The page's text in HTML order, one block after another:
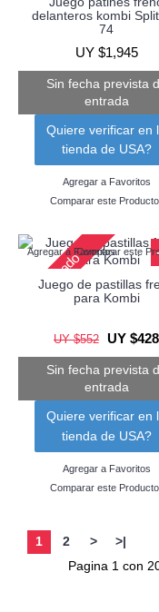
delanteros kombi
74
UY $1,945
Sin fecha prevista
entrada
Quiere verificar en
tienda de USA?
Agregar a Favoritos
Comparar este Producto
Agotado
Agregar a Favoritos
Comparar este
Juego de pastillas
para Kombi
UY $552 UY $428
Sin fecha prevista
entrada
Quiere verificar en
tienda de USA?
Agregar a Favoritos
Comparar este Producto
1 2 >
>|
Pagina 1 con